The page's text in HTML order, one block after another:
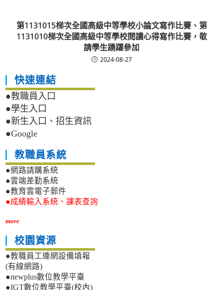
第1131015梯次全國高級中等學校小論文寫作比賽、第
1131010梯次全國高級中等學校閱讀心得寫作比賽，敬
請學生踴躍參加
2024-08-27
快速連結
●教職員入口
●學生入口
●新生入口、招生資訊
●Google
教職員系統
●網路請購系統
●雲端差勤系統
●教育雲電子郵件
●成績輸入系統、課表查詢
more
校園資源
●教職員工連網設備填報
(有線網路)
●newplus數位教學平臺
●IGT數位教學平臺(校內)